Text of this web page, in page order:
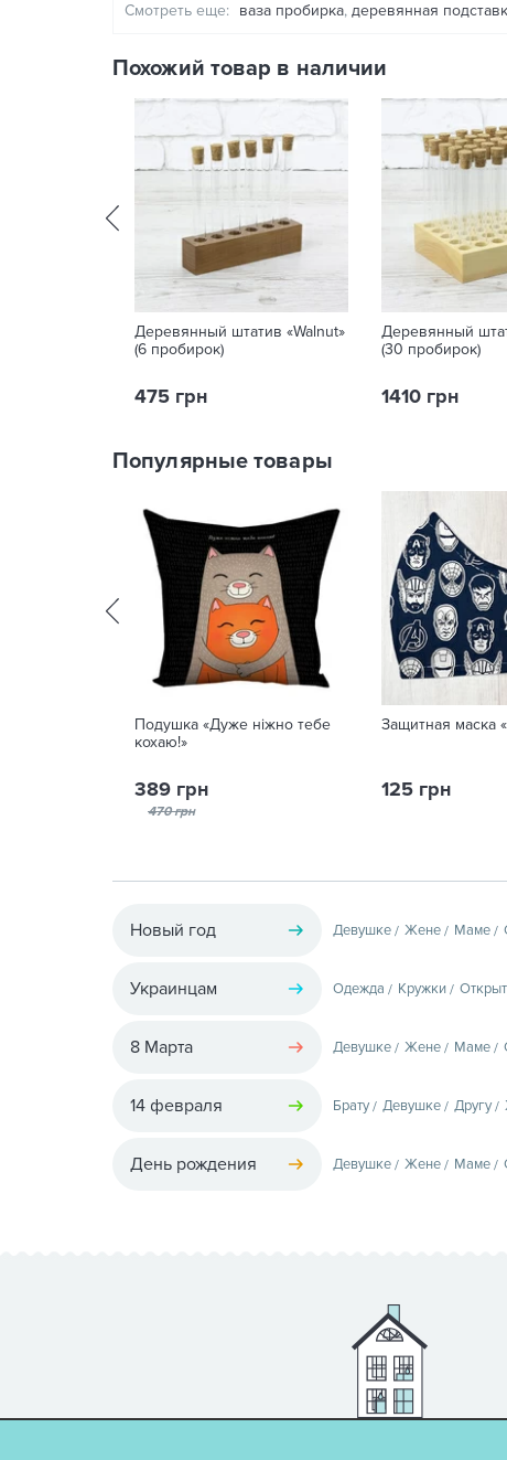
Смотреть еще: ваза пробирка, деревянная
Похожий товар в наличии
Деревянный штатив «Walnut»
(6 пробирок)
475 грн
Деревянный
(30 пробирок)
1410 грн
Популярные товары
Подушка «Дуже ніжно тебе
кохаю!»
389 грн
470 грн
Защитная маска
125 грн
Новый год Девушке Жене Маме
Украинцам Одежда Кружки
8 Марта Девушке Жене Маме
14 февраля Брату Девушке Другу
День рождения Девушке Жене Маме